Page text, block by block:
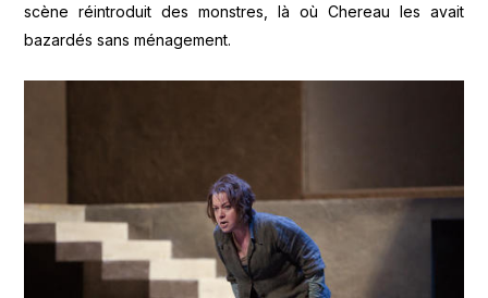
scène réintroduit des monstres, là où Chereau les avait
bazardés sans ménagement.